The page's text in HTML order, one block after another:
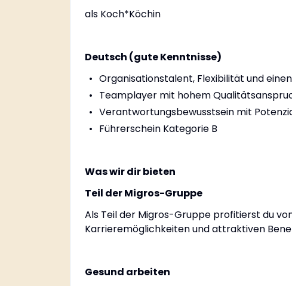
als Koch*Köchin
Deutsch (gute Kenntnisse)
Organisationstalent, Flexibilität und
Teamplayer mit hohem
Verantwortungsbewusstsein mit
Führerschein Kategorie B
Was wir dir bieten
Teil der Migros-Gruppe
Als Teil der Migros-Gruppe profitierst du
Karrieremöglichkeiten und attraktiven
Gesund arbeiten